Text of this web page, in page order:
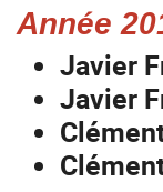
Année
Javier
Javier